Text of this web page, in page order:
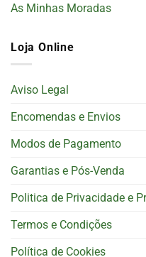
As Minhas Moradas
Loja Online
Aviso Legal
Encomendas e Envios
Modos de Pagamento
Garantias e Pós-Venda
Politica de Privacidade e
Termos e Condições
Política de Cookies